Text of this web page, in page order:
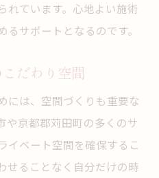
れています。心地よい施術
サポートとなるのです。
だわり空間
には、空間づくりも重要な
や京都郡苅田町の多くのサ
イベート空間を確保するこ
せることなく自分だけの時